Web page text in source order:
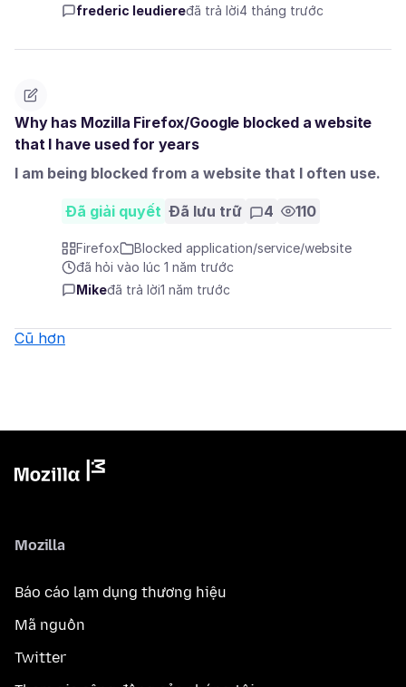
frederic leudieređã trả lời4 tháng trước
Why has Mozilla Firefox/Google blocked a website
that I have used for years
I am being blocked from a website that I often use.
Đã giải quyết Đã lưu trữ 4 110
Firefox
Blocked application/service/website
đã hỏi vào lúc 1 năm trước
Mikeđã trả lời1 năm trước
Cũ hơn
Mozilla
Báo cáo lạm dụng thương hiệu
Mã nguồn
Twitter